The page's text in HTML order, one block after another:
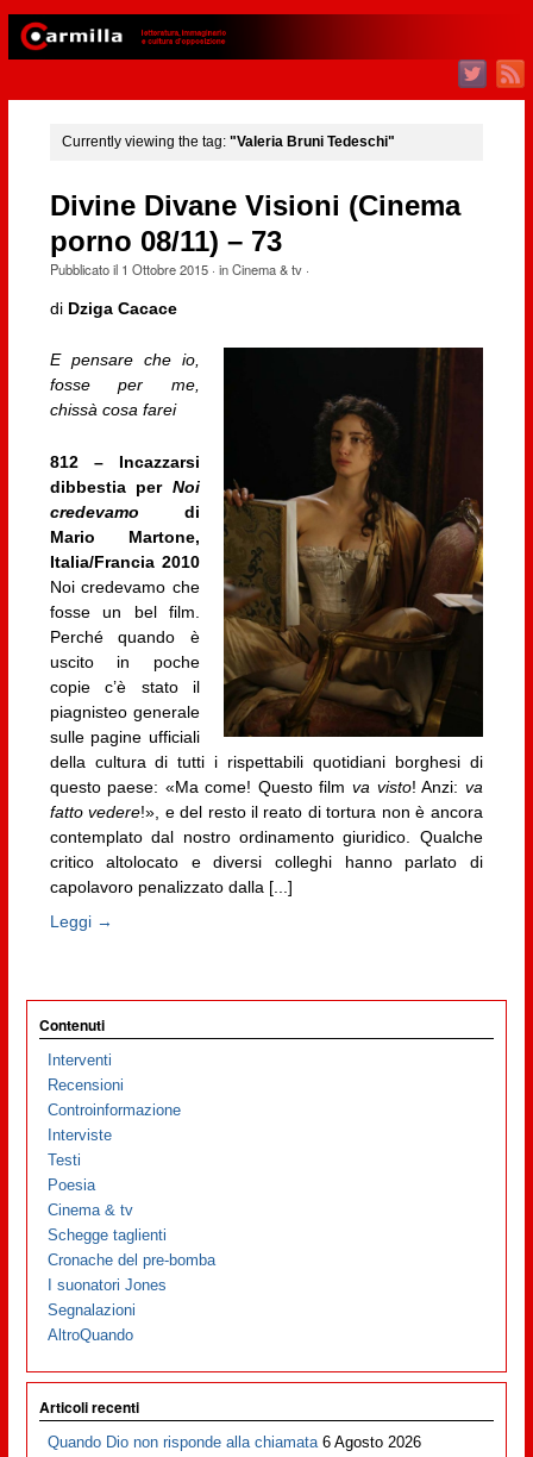
Currently viewing the tag: "Valeria Bruni Tedeschi"
Divine Divane Visioni (Cinema
porno 08/11) – 73
Pubblicato il 1 Ottobre 2015· inCinema & tv·
di Dziga Cacace
E pensare che io,
fosse per me,
chissà cosa farei
812 – Incazzarsi
dibbestia perNoi
credevamo di
Mario Martone,
Italia/Francia 2010
Noi credevamo che
fosse un bel film.
Perché quando è
uscito in poche
copie c’è stato il
piagnisteo generale
sulle pagine ufficiali
della cultura di tutti i rispettabili quotidiani borghesi di
questo paese: «Ma come! Questo filmva visto! Anzi: va
fatto vedere!», e del resto il reato di tortura non è ancora
contemplato dal nostro ordinamento giuridico. Qualche
critico altolocato e diversi colleghi hanno parlato di
capolavoro penalizzato dalla [...]
Leggi →
Contenuti
Interventi
Recensioni
Controinformazione
Interviste
Testi
Poesia
Cinema & tv
Schegge taglienti
Cronache del pre-bomba
I suonatori Jones
Segnalazioni
AltroQuando
Articoli recenti
Quando Dio non risponde alla chiamata 6 Agosto 2026